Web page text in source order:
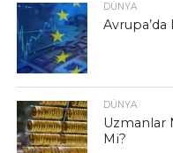
DÜNYA
Avrupa’da
DÜNYA
Uzmanlar
Mi?